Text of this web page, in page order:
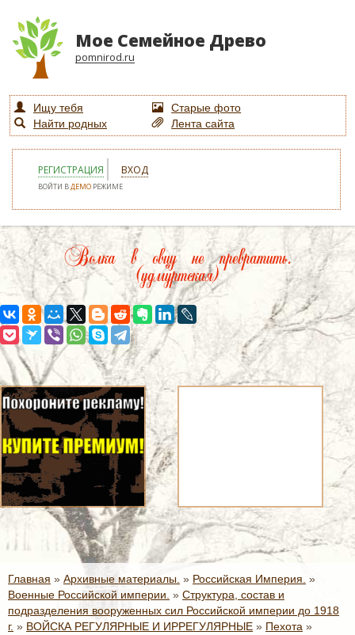
Мое Семейное Древо
pomnirod.ru
Ищу тебя
Старые фото
Найти родных
Лента сайта
РЕГИСТРАЦИЯ ВХОД
ВОЙТИ ВДЕМО РЕЖИМЕ
Волка в овцу не превратить.
(удмуртская)
Главная » Архивные материалы. » Российская Империя. »
Военные Российской империи. » Структура, состав и
подразделения вооруженных сил Российской империи до 1918
г. » ВОЙСКА РЕГУЛЯРНЫЕ И ИРРЕГУЛЯРНЫЕ » Пехота »